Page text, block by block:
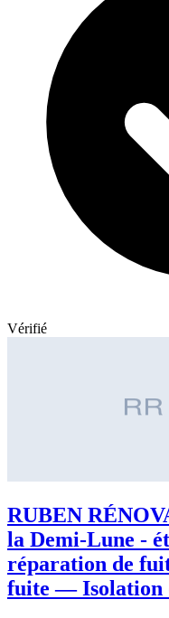
Vérifié
RUBEN
la Demi-Lune -
réparation de
fuite — Isolation